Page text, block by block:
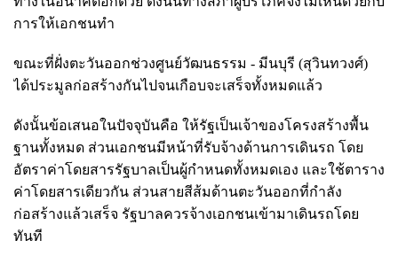
การให้เอกชนทำ
ขณะที่ฝั่งตะวันออกช่วงศูนย์วัฒนธรรม - มีนบุรี (สุวินทวงศ์)
ได้ประมูลก่อสร้างกันไปจนเกือบจะเสร็จทั้งหมดแล้ว
ดังนั้นข้อเสนอในปัจจุบันคือ ให้รัฐเป็นเจ้าของโครงสร้างพื้น
ฐานทั้งหมด ส่วนเอกชนมีหน้าที่รับจ้างด้านการเดินรถ โดย
อัตราค่าโดยสารรัฐบาลเป็นผู้กำหนดทั้งหมดเอง และใช้ตาราง
ค่าโดยสารเดียวกัน ส่วนสายสีส้มด้านตะวันออกที่กำลัง
ก่อสร้างแล้วเสร็จ รัฐบาลควรจ้างเอกชนเข้ามาเดินรถโดย
ทันที